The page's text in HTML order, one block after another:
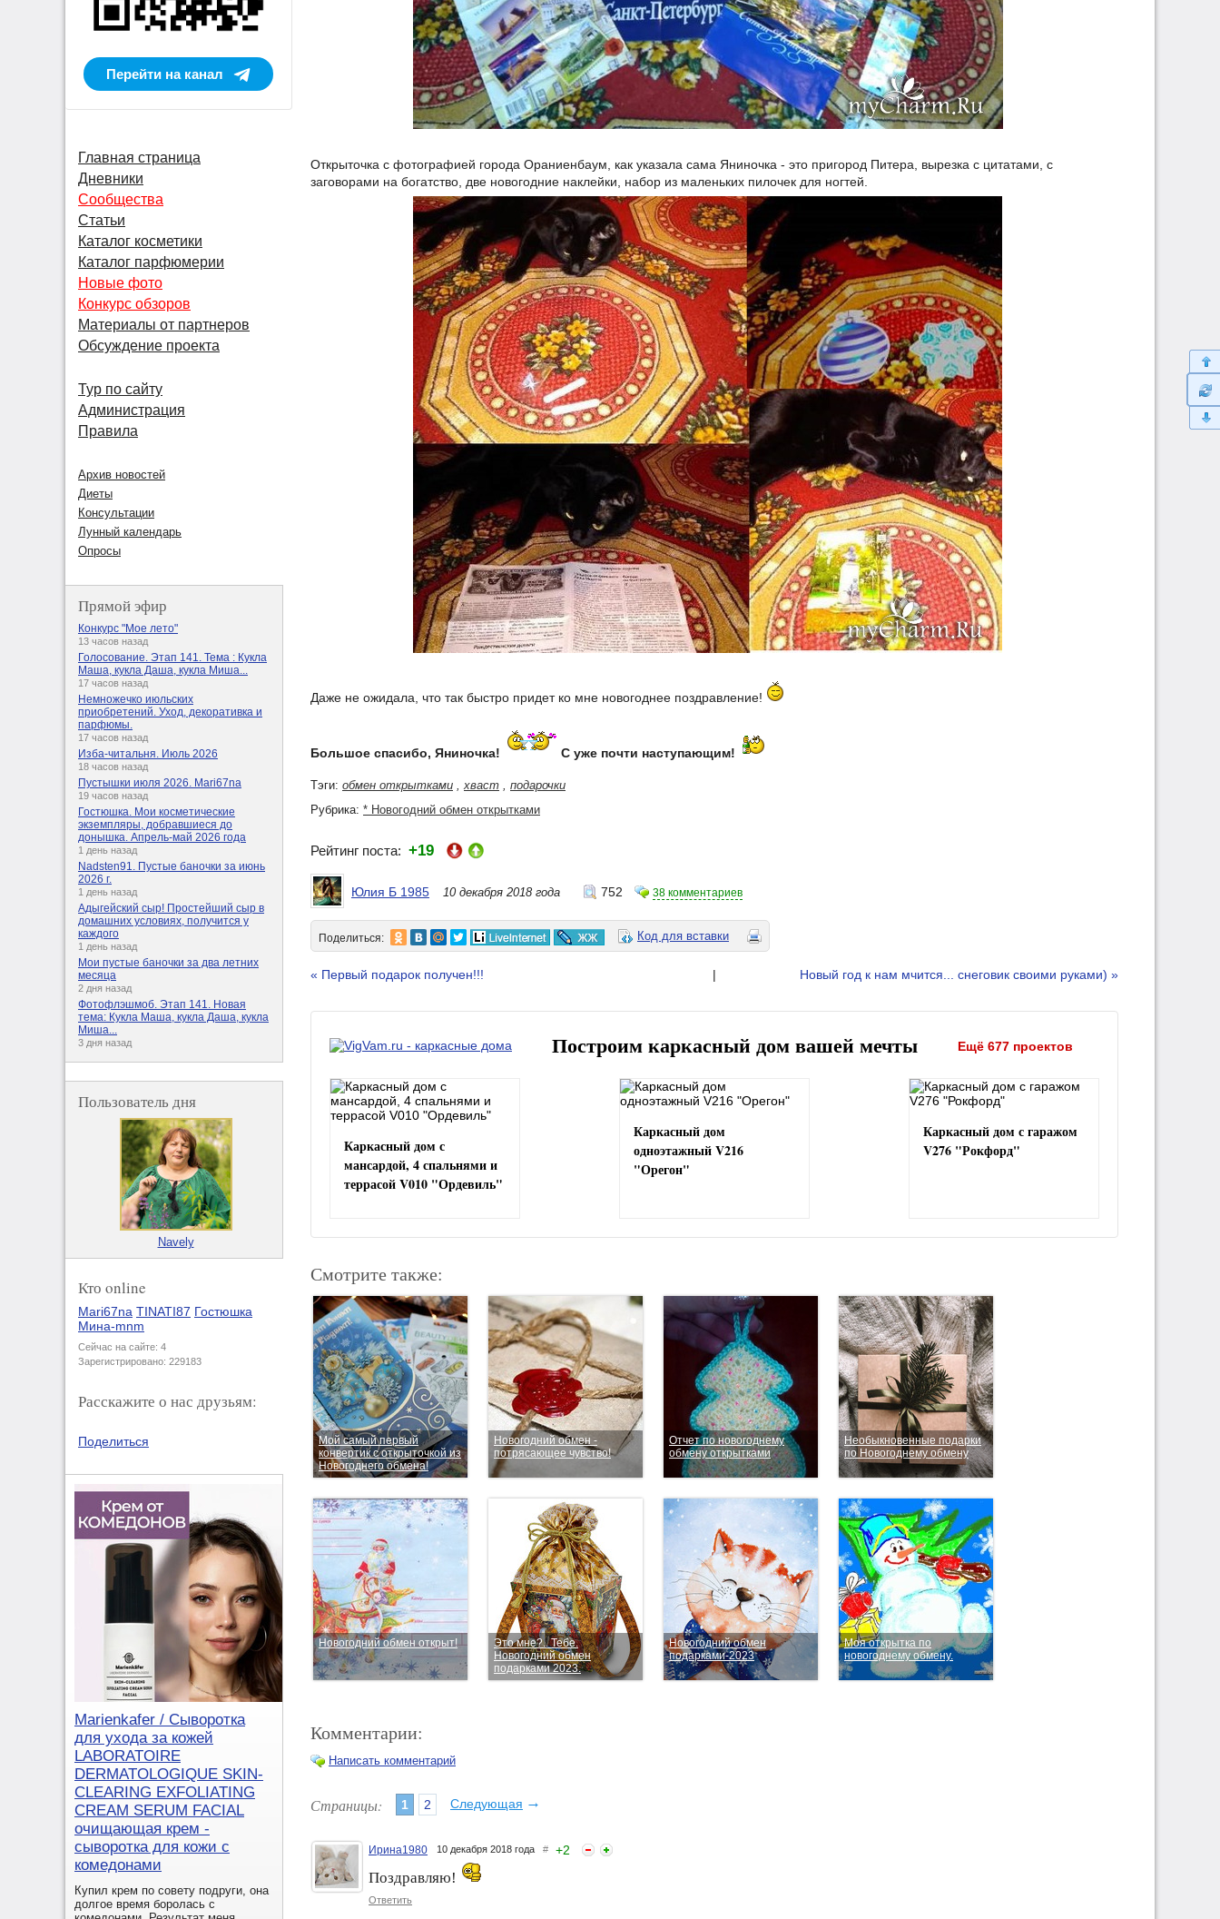
Открыточка с фотографией города Ораниенбаум, как указала сама Яниночка - это пригород Питера, вырезка с цитатами, с
заговорами на богатство, две новогодние наклейки, набор из маленьких пилочек для ногтей.
Даже не ожидала, что так быстро придет ко мне новогоднее поздравление!
Большое спасибо, Яниночка! С уже почти наступающим!
Тэги: обмен открытками ,хваст , подарочки
Рубрика: * Новогодний обмен открытками
Рейтинг поста: +19
Юлия Б 1985 10 декабря 2018 года 752 38 комментариев
Поделиться: Код для вставки
« Первый подарок получен!!! | Новый год к нам мчится... снеговик своими руками) »
Построим каркасный дом вашей мечты Ещё 677 проектов
Каркасный дом с
мансардой, 4 спальнями и
террасой V010 "Ордевиль"
Каркасный дом
одноэтажный V216
"Орегон"
Каркасный дом с гаражом
V276 "Рокфорд"
Смотрите также:
Мой самый первый
конвертик с открыточкой из
Новогоднего обмена!
Новогодний обмен -
потрясающее чувство!
Отчет по новогоднему
обмену открытками
Необыкновенные подарки
по Новогоднему обмену
Новогодний обмен открыт!
Это мне?.. Тебе.
Новогодний обмен
подарками 2023.
Новогодний обмен
подарками-2023
Моя открытка по
новогоднему обмену.
Комментарии:
Написать комментарий
Страницы: 1 2 Следующая →
Ирина1980 10 декабря 2018 года # +2
Поздравляю!
Ответить
Перейти на канал
Главная страница
Дневники
Сообщества
Статьи
Каталог косметики
Каталог парфюмерии
Новые фото
Конкурс обзоров
Материалы от партнеров
Обсуждение проекта
Тур по сайту
Администрация
Правила
Архив новостей
Диеты
Консультации
Лунный календарь
Опросы
Прямой эфир
Конкурс "Мое лето"
13 часов назад
Голосование. Этап 141. Тема : Кукла
Маша, кукла Даша, кукла Миша...
17 часов назад
Немножечко июльских
приобретений. Уход, декоративка и
парфюмы.
17 часов назад
Изба-читальня. Июль 2026
18 часов назад
Пустышки июля 2026. Mari67na
19 часов назад
Гостюшка. Мои косметические
экземпляры, добравшиеся до
донышка. Апрель-май 2026 года
1 день назад
Nadsten91. Пустые баночки за июнь
2026 г.
1 день назад
Адыгейский сыр! Простейший сыр в
домашних условиях, получится у
каждого
1 день назад
Мои пустые баночки за два летних
месяца
2 дня назад
Фотофлэшмоб. Этап 141. Новая
тема: Кукла Маша, кукла Даша, кукла
Миша...
3 дня назад
Пользователь дня
Navely
Кто online
Mari67na TINATI87 Гостюшка
Мина-mnm
Сейчас на сайте: 4
Зарегистрировано: 229183
Расскажите о нас друзьям:
Поделиться
Marienkafer / Сыворотка
для ухода за кожей
LABORATOIRE
DERMATOLOGIQUE SKIN-
CLEARING EXFOLIATING
CREAM SERUM FACIAL
очищающая крем -
сыворотка для кожи с
комедонами
Купил крем по совету подруги, она
долгое время боролась с